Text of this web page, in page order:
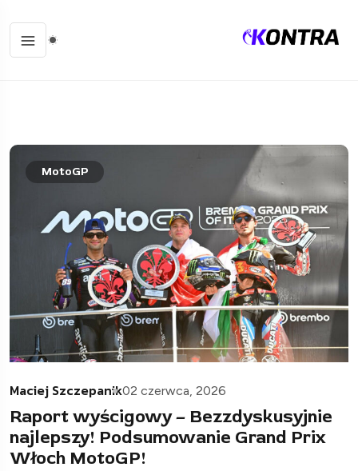
MotoGP
Maciej Szczepanik02 czerwca, 2026
Raport wyścigowy – Bezzdyskusyjnie
najlepszy! Podsumowanie Grand Prix
Włoch MotoGP!